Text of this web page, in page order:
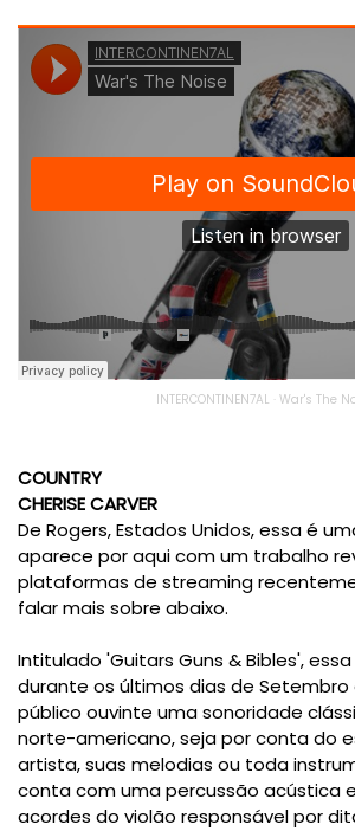
INTERCONTINEN7AL War's The
COUNTRY
CHERISE CARVER
De Rogers, Estados Unidos, essa é
aparece por aqui com um trabalho
plataformas de streaming
falar mais sobre abaixo.
Intitulado 'Guitars Guns & Bibles',
durante os últimos dias de
público ouvinte uma sonoridade
norte-americano, seja por conta do
artista, suas melodias ou toda
conta com uma percussão acústica
acordes do violão responsável por